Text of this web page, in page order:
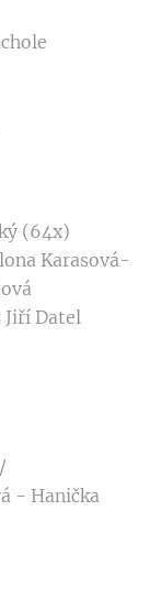
(64x)
Karasová-
Jiří Datel
- Hanička